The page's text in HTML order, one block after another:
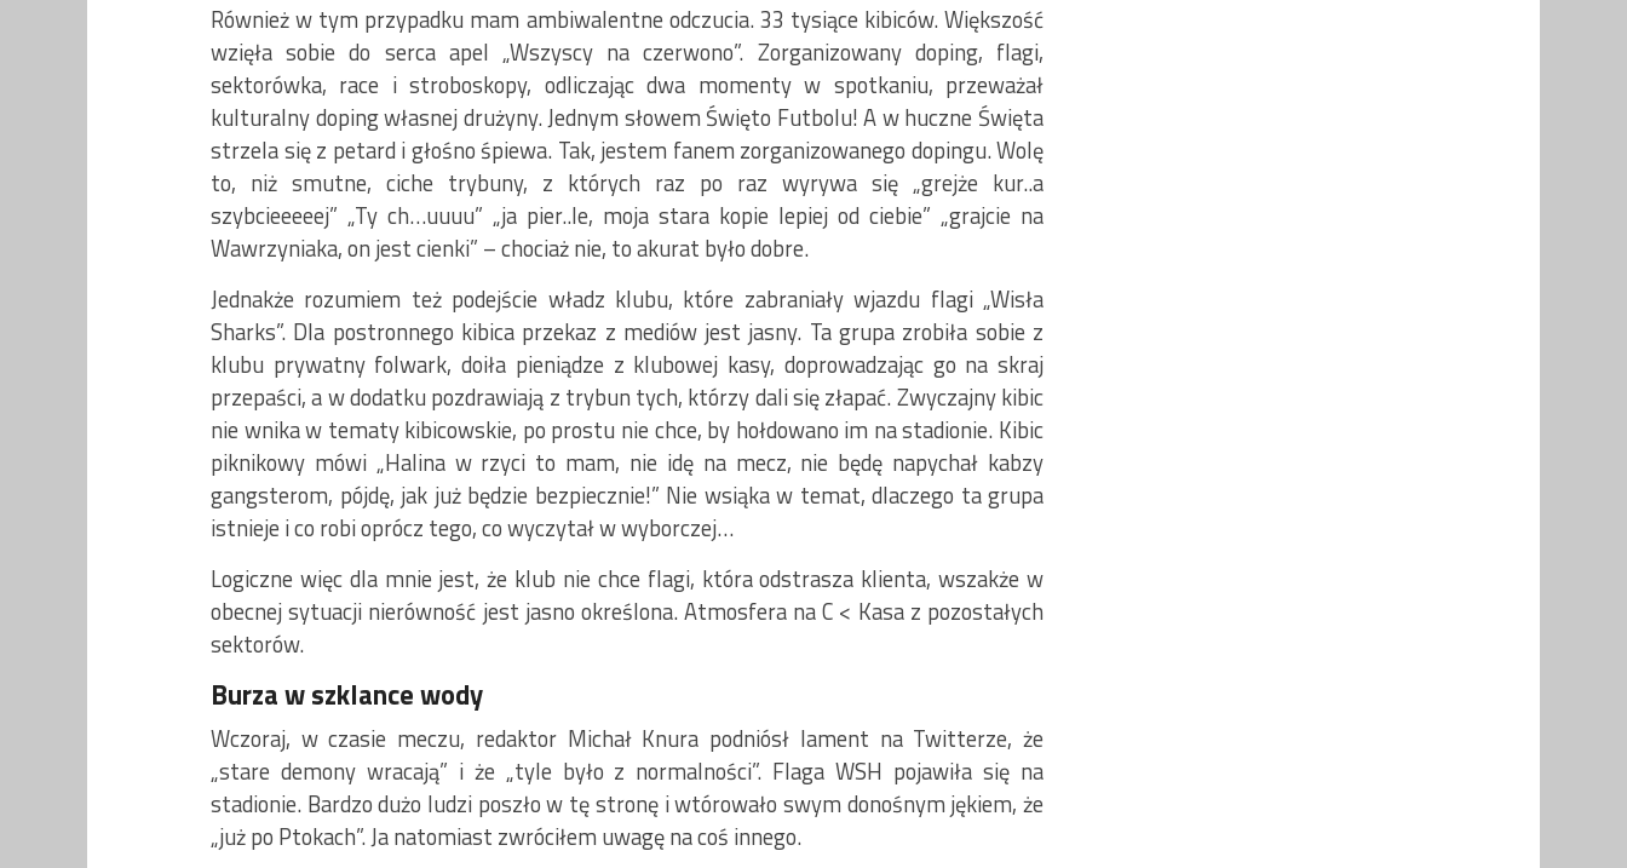
Również w tym przypadku mam ambiwalentne odczucia. 33 tysiące kibiców. Większość
wzięła sobie do serca apel „Wszyscy na czerwono”. Zorganizowany doping, flagi,
sektorówka, race i stroboskopy, odliczając dwa momenty w spotkaniu, przeważał
kulturalny doping własnej drużyny. Jednym słowem Święto Futbolu! A w huczne Święta
strzela się z petard i głośno śpiewa. Tak, jestem fanem zorganizowanego dopingu. Wolę
to, niż smutne, ciche trybuny, z których raz po raz wyrywa się „grejże kur..a
szybcieeeeej” „Ty ch…uuuu” „ja pier..le, moja stara kopie lepiej od ciebie” „grajcie na
Wawrzyniaka, on jest cienki” – chociaż nie, to akurat było dobre.
Jednakże rozumiem też podejście władz klubu, które zabraniały wjazdu flagi „Wisła
Sharks”. Dla postronnego kibica przekaz z mediów jest jasny. Ta grupa zrobiła sobie z
klubu prywatny folwark, doiła pieniądze z klubowej kasy, doprowadzając go na skraj
przepaści, a w dodatku pozdrawiają z trybun tych, którzy dali się złapać. Zwyczajny kibic
nie wnika w tematy kibicowskie, po prostu nie chce, by hołdowano im na stadionie. Kibic
piknikowy mówi „Halina w rzyci to mam, nie idę na mecz, nie będę napychał kabzy
gangsterom, pójdę, jak już będzie bezpiecznie!” Nie wsiąka w temat, dlaczego ta grupa
istnieje i co robi oprócz tego, co wyczytał w wyborczej…
Logiczne więc dla mnie jest, że klub nie chce flagi, która odstrasza klienta, wszakże w
obecnej sytuacji nierówność jest jasno określona. Atmosfera na C < Kasa z pozostałych
sektorów.
Burza w szklance wody
Wczoraj, w czasie meczu, redaktor Michał Knura podniósł lament na Twitterze, że
„stare demony wracają” i że „tyle było z normalności”. Flaga WSH pojawiła się na
stadionie. Bardzo dużo ludzi poszło w tę stronę i wtórowało swym donośnym jękiem, że
„już po Ptokach”. Ja natomiast zwróciłem uwagę na coś innego.